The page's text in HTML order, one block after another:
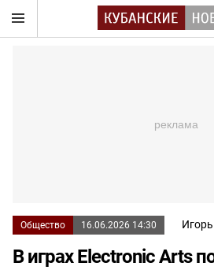
Общество 16.06.2026 14:30
В играх Electronic Arts